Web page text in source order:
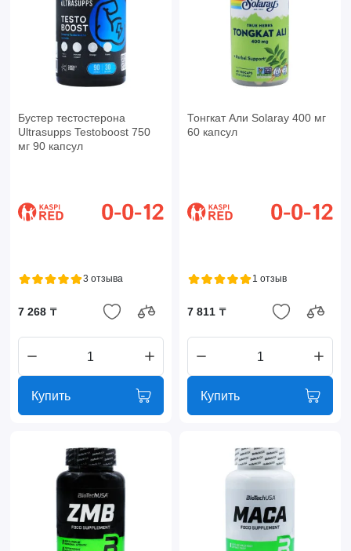
Бустер тестостерона
Ultrasupps Testoboost 750
мг 90 капсул
3 отзыва
7 268 ₸
Купить
Тонгкат Али Solaray 400 мг
60 капсул
1 отзыв
7 811 ₸
Купить